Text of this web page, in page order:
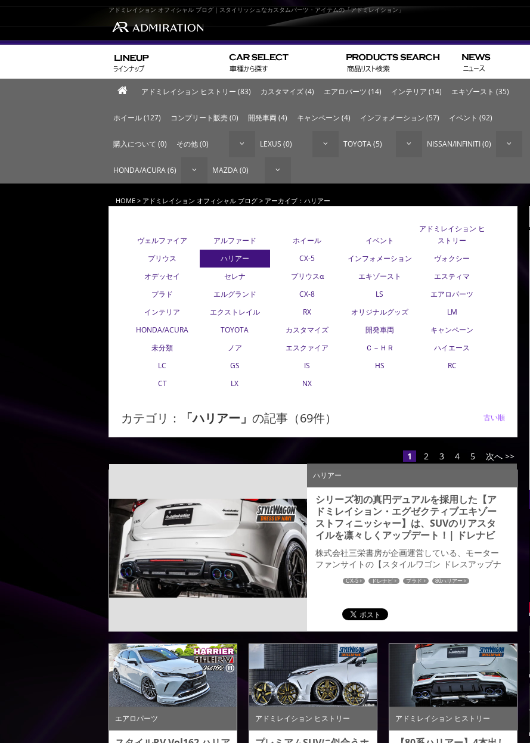
アドミレイション オフィシャル ブログ｜スタイリッシュなカスタムパーツ・アイテムの「アドミレイション」
アドミレイション ヒストリー (83) カスタマイズ (4) エアロパーツ (14) インテリア (14) エキゾースト (35)
ホイール (127) コンプリート販売 (0) 開発車両 (4) キャンペーン (4) インフォメーション (57) イベント (92)
購入について (0) その他 (0) LEXUS (0) TOYOTA (5) NISSAN/INFINITI (0)
HONDA/ACURA (6) MAZDA (0)
HOME > アドミレイション オフィシャル ブログ > アーカイブ：ハリアー
ヴェルファイア アルファード ホイール イベント
アドミレイション ヒ
ストリー
プリウス
ハリアー CX-5 インフォメーション
ヴォクシー
オデッセイ
セレナ プリウスα エキゾースト
エスティマ
プラド
エルグランド CX-8 LS
エアロパーツ
インテリア
エクストレイル RX オリジナルグッズ
LM
HONDA/ACURA
TOYOTA カスタマイズ 開発車両
キャンペーン
未分類
ノア エスクァイア Ｃ－ＨＲ
ハイエース
LC
GS IS HS
RC
CT
LX NX
カテゴリ： 「ハリアー」 の記事（69件） 古い順
1 2 3 4 5 次へ >>
ハリアー
シリーズ初の真円デュアルを採用した【ア
ドミレイション・エグゼクティブエキゾー
ストフィニッシャー】は、SUVのリアスタ
イルを凛々しくアップデート！| ドレナビ
株式会社三栄書房が企画運営している、モーター
ファンサイトの【スタイルワゴン ドレスアップナ
ビ】はカーカスタム・ドレスアップの発信型WEB
サイト。 ドレナビにてエキゾーストマフラーの記
す。 ボディキットとの抜群なフィッティング！ ア
ドミレイションなら本格的な交換タイプから手軽
なカッターまでラインアップ充実！【イマドキ
SUVにマストなマフラー選び #003】...
CX-5 ドレナビ プラド 80ハリアー
エアロパーツ アドミレイション ヒストリー アドミレイション ヒストリー